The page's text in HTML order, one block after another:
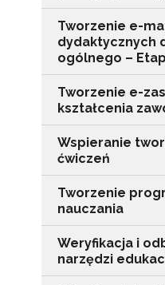
Tworzenie e-
dydaktycznych
ogólnego – Etap
Tworzenie e-
kształcenia
Wspieranie
ćwiczeń
Tworzenie
nauczania
Weryfikacja i
narzędzi